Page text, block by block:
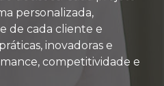
personalizada,
de cada cliente e
inovadoras e
competitividade e